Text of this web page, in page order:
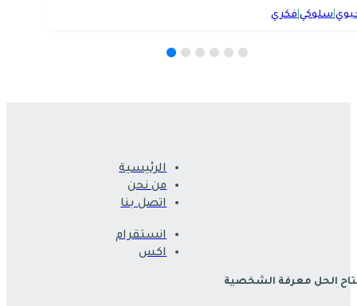
|سلوكي|فكري
الرئيسية
من نحن
اتصل بنا
انستقرام
اكس
الحل معرفة الشخصية